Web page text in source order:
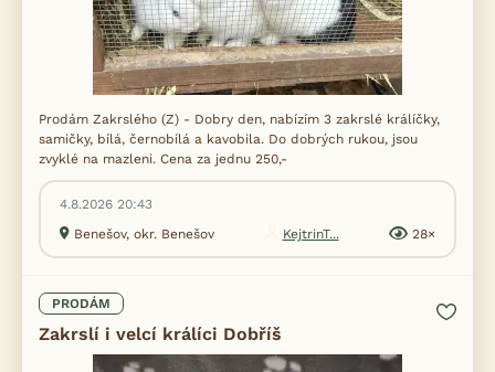
Prodám Zakrslého (Z) - Dobry den, nabízím 3 zakrslé králíčky,
samičky, bílá, černobílá a kavobila. Do dobrých rukou, jsou
zvyklé na mazleni. Cena za jednu 250,-
4.8.2026 20:43
Benešov, okr. Benešov
KejtrinT... 28×
PRODÁM
Zakrslí i velcí králíci Dobříš